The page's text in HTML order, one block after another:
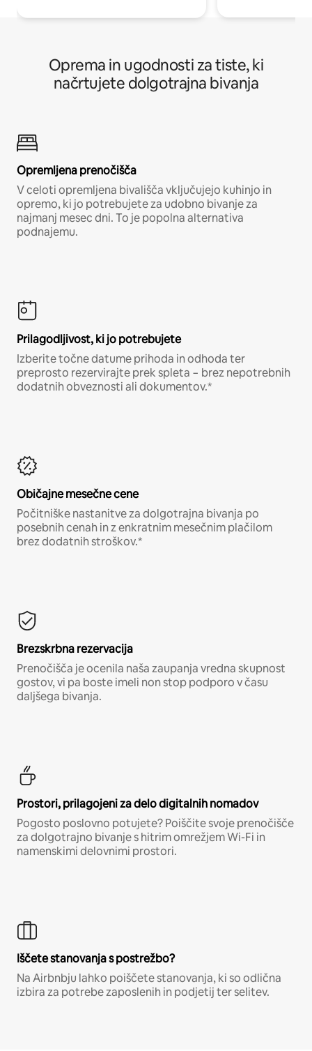
Oprema in ugodnosti za tiste, ki
načrtujete dolgotrajna bivanja
Opremljena prenočišča
V celoti opremljena bivališča vključujejo kuhinjo in
opremo, ki jo potrebujete za udobno bivanje za
najmanj mesec dni. To je popolna alternativa
podnajemu.
Prilagodljivost, ki jo potrebujete
Izberite točne datume prihoda in odhoda ter
preprosto rezervirajte prek spleta − brez nepotrebnih
dodatnih obveznosti ali dokumentov.*
Običajne mesečne cene
Počitniške nastanitve za dolgotrajna bivanja po
posebnih cenah in z enkratnim mesečnim plačilom
brez dodatnih stroškov.*
Brezskrbna rezervacija
Prenočišča je ocenila naša zaupanja vredna skupnost
gostov, vi pa boste imeli non stop podporo v času
daljšega bivanja.
Prostori, prilagojeni za delo digitalnih nomadov
Pogosto poslovno potujete? Poiščite svoje prenočišče
za dolgotrajno bivanje s hitrim omrežjem Wi-Fi in
namenskimi delovnimi prostori.
Iščete stanovanja s postrežbo?
Na Airbnbju lahko poiščete stanovanja, ki so odlična
izbira za potrebe zaposlenih in podjetij ter selitev.